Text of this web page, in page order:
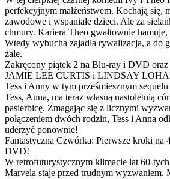
perfekcyjnym małżeństwem. Kochają się,
zawodowe i wspaniałe dzieci. Ale za
chmury. Kariera Theo gwałtownie
Wtedy wybucha zajadła rywalizacja, a do
żale.
Zakręcony piątek 2 na Blu-ray i DVD
JAMIE LEE CURTIS i LINDSAY
Tess i Anny w tym prześmiesznym
Tess, Anna, ma teraz własną nastoletnią
pasierbicę. Zmagając się z licznymi
połączeniem dwóch rodzin, Tess i Anna
uderzyć ponownie!
Fantastyczna Czwórka: Pierwsze kroki
DVD!
W retrofuturystycznym klimacie lat 60-
Marvela staje przed trudnym wyzwaniem.